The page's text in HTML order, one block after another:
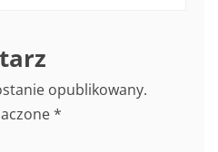
opublikowany.
*